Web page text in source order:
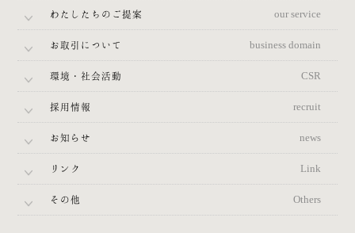
わたしたちのご提案 our service
お取引について business domain
環境・社会活動 CSR
採用情報 recruit
お知らせ news
リンク Link
その他 Others